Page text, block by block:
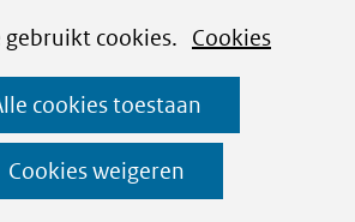
gebruikt cookies. Cookies
cookies toestaan
Cookies weigeren
Ga
naar
de
inhoud